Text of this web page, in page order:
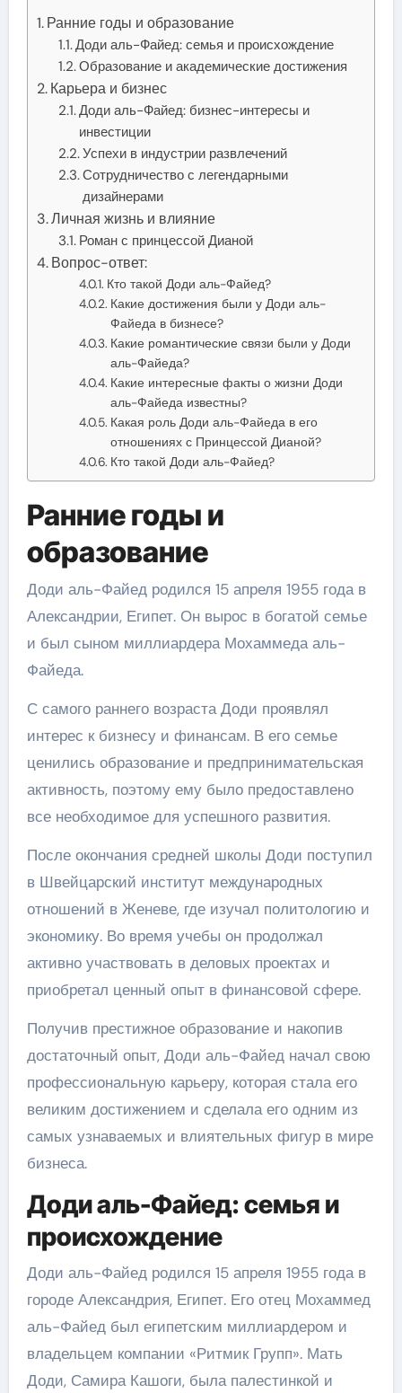
Ранние годы и образование
Доди аль-Файед: семья и происхождение
Образование и академические достижения
Карьера и бизнес
Доди аль-Файед: бизнес-интересы и
инвестиции
Успехи в индустрии развлечений
Сотрудничество с легендарными
дизайнерами
Личная жизнь и влияние
Роман с принцессой Дианой
Вопрос-ответ:
Кто такой Доди аль-Файед?
Какие достижения были у Доди аль-
Файеда в бизнесе?
Какие романтические связи были у Доди
аль-Файеда?
Какие интересные факты о жизни Доди
аль-Файеда известны?
Какая роль Доди аль-Файеда в его
отношениях с Принцессой Дианой?
Кто такой Доди аль-Файед?
Ранние годы и
образование
Доди аль-Файед родился 15 апреля 1955 года в
Александрии, Египет. Он вырос в богатой семье
и был сыном миллиардера Мохаммеда аль-
Файеда.
С самого раннего возраста Доди проявлял
интерес к бизнесу и финансам. В его семье
ценились образование и предпринимательская
активность, поэтому ему было предоставлено
все необходимое для успешного развития.
После окончания средней школы Доди поступил
в Швейцарский институт международных
отношений в Женеве, где изучал политологию и
экономику. Во время учебы он продолжал
активно участвовать в деловых проектах и
приобретал ценный опыт в финансовой сфере.
Получив престижное образование и накопив
достаточный опыт, Доди аль-Файед начал свою
профессиональную карьеру, которая стала его
великим достижением и сделала его одним из
самых узнаваемых и влиятельных фигур в мире
бизнеса.
Доди аль-Файед: семья и
происхождение
Доди аль-Файед родился 15 апреля 1955 года в
городе Александрия, Египет. Его отец Мохаммед
аль-Файед был египетским миллиардером и
владельцем компании «Ритмик Групп». Мать
Доди, Самира Кашоги, была палестинкой и